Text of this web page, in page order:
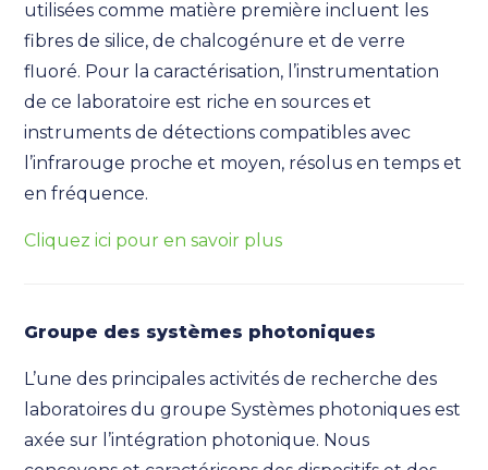
utilisées comme matière première incluent les
fibres de silice, de chalcogénure et de verre
fluoré. Pour la caractérisation, l’instrumentation
de ce laboratoire est riche en sources et
instruments de détections compatibles avec
l’infrarouge proche et moyen, résolus en temps et
en fréquence.
Cliquez ici pour en savoir plus
Groupe des systèmes photoniques
L’une des principales activités de recherche des
laboratoires du groupe Systèmes photoniques est
axée sur l’intégration photonique. Nous